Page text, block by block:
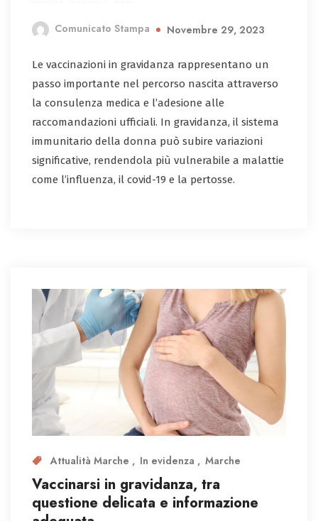
Comunicato Stampa Novembre 29, 2023
Le vaccinazioni in gravidanza rappresentano un
passo importante nel percorso nascita attraverso
la consulenza medica e l’adesione alle
raccomandazioni ufficiali. In gravidanza, il sistema
immunitario della donna può subire variazioni
significative, rendendola più vulnerabile a malattie
come l’influenza, il covid-19 e la pertosse.
Attualità Marche In evidenza Marche
Vaccinarsi in gravidanza, tra
questione delicata e informazione